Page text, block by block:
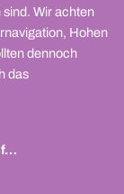
Wir achten
Hohen
dennoch
das